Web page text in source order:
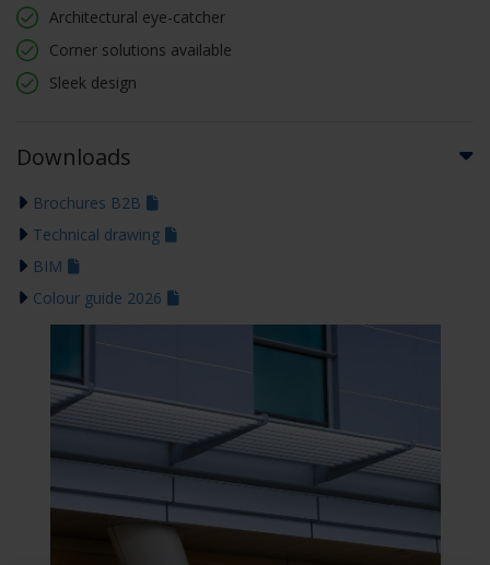
Architectural eye-catcher
Corner solutions available
Sleek design
Downloads
Brochures B2B
Technical drawing
BIM
Colour guide 2026